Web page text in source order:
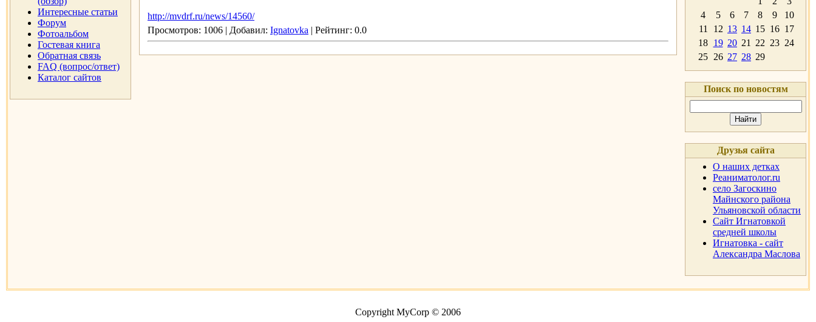
Интересные статьи
Форум
Фотоальбом
Гостевая книга
Обратная связь
FAQ (вопрос/ответ)
Каталог сайтов
http://mvdrf.ru/news/14560/
Просмотров: 1006 | Добавил: Ignatovka | Рейтинг: 0.0
4
5 6 7 8 9
10
11
12 13 14 15 16 17
18 19 20 21 22 23 24
25 26 27 28 29
Поиск по новостям
Друзья сайта
О наших детках
Реаниматолог.ru
село Загоскино
Майнского района
Ульяновской области
Сайт Игнатовкой
средней школы
Игнатовка - сайт
Александра Маслова
Copyright MyCorp © 2006